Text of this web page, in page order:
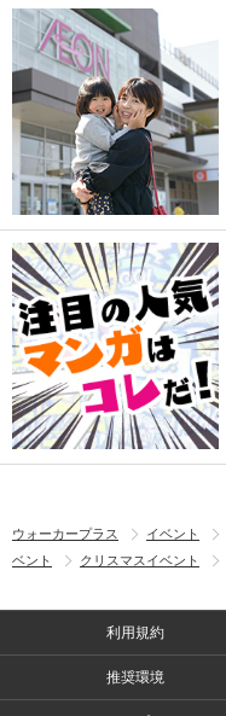
ウォーカープラス イベント
ベント
クリスマスイベント
利用規約
推奨環境